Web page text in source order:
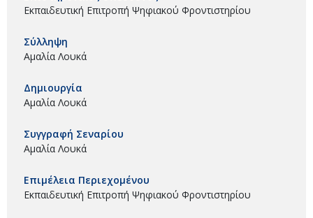
Εκπαιδευτική Επιτροπή Ψηφιακού Φροντιστηρίου
Σύλληψη
Αμαλία Λουκά
Δημιουργία
Αμαλία Λουκά
Συγγραφή Σεναρίου
Αμαλία Λουκά
Επιμέλεια Περιεχομένου
Εκπαιδευτική Επιτροπή Ψηφιακού Φροντιστηρίου